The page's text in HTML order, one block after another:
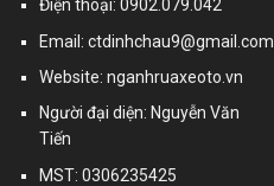
Điện thoại: 0902.079.042
Email:ctdinhchau9@gmail.com
Website: nganhruaxeoto.vn
Người đại diện: Nguyễn Văn
Tiến
MST: 0306235425